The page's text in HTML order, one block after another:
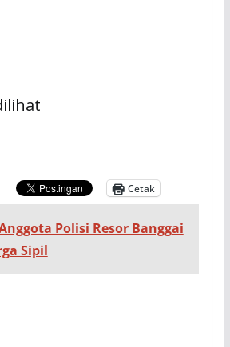
Cetak
Polisi Resor Banggai
Sipil